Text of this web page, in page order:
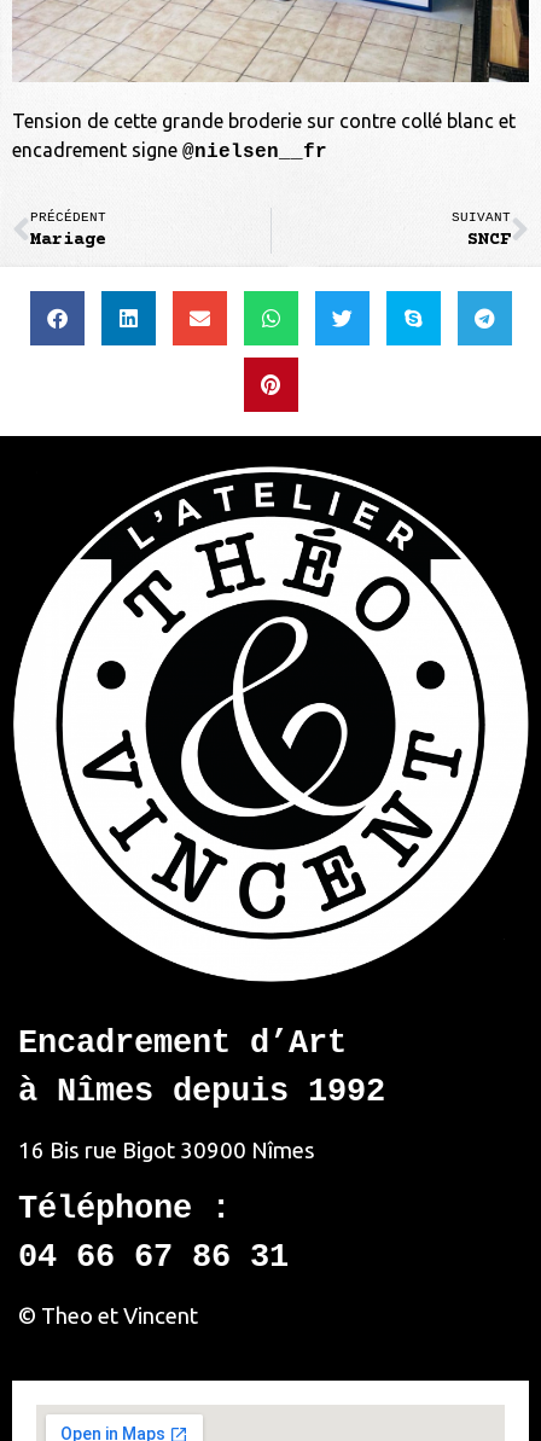
Tension de cette grande broderie sur contre collé blanc et
encadrement signe @nielsen__fr
PRÉCÉDENT
Mariage
SUIVANT
SNCF
Encadrement d’Art
à Nîmes depuis 1992
16 Bis rue Bigot 30900 Nîmes
Téléphone :
04 66 67 86 31
© Theo et Vincent